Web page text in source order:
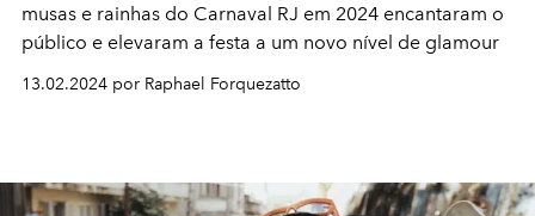
musas e rainhas do Carnaval RJ em 2024 encantaram o
público e elevaram a festa a um novo nível de glamour
13.02.2024 por Raphael Forquezatto